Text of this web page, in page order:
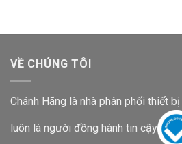
VỀ CHÚNG TÔI
Chánh Hãng là nhà phân phối thiết
luôn là người đồng hành tin cậy